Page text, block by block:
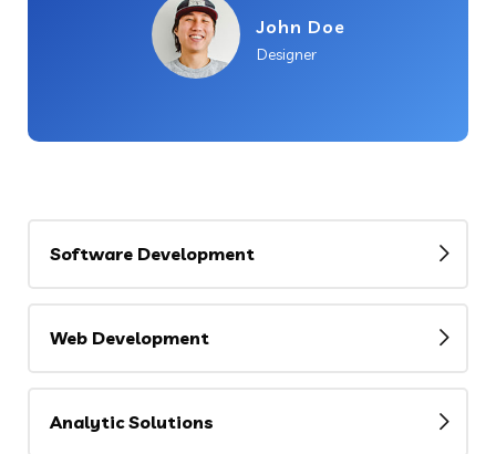
John Doe
Designer
Software Development
Web Development
Analytic Solutions